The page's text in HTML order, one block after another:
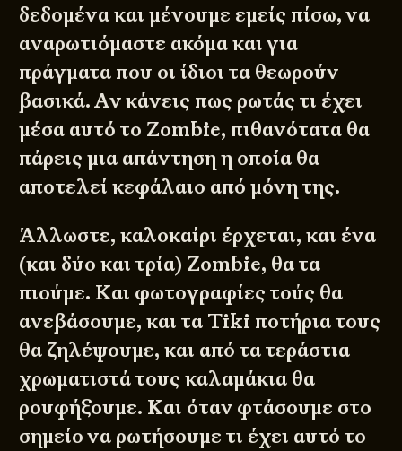
δεδομένα και μένουμε εμείς πίσω, να
αναρωτιόμαστε ακόμα και για
πράγματα που οι ίδιοι τα θεωρούν
βασικά. Αν κάνεις πως ρωτάς τι έχει
μέσα αυτό το Zombie, πιθανότατα θα
πάρεις μια απάντηση η οποία θα
αποτελεί κεφάλαιο από μόνη της.
Άλλωστε, καλοκαίρι έρχεται, και ένα
(και δύο και τρία) Zombie, θα τα
πιούμε. Και φωτογραφίες τούς θα
ανεβάσουμε, και τα Tiki ποτήρια τους
θα ζηλέψουμε, και από τα τεράστια
χρωματιστά τους καλαμάκια θα
ρουφήξουμε. Και όταν φτάσουμε στο
σημείο να ρωτήσουμε τι έχει αυτό το